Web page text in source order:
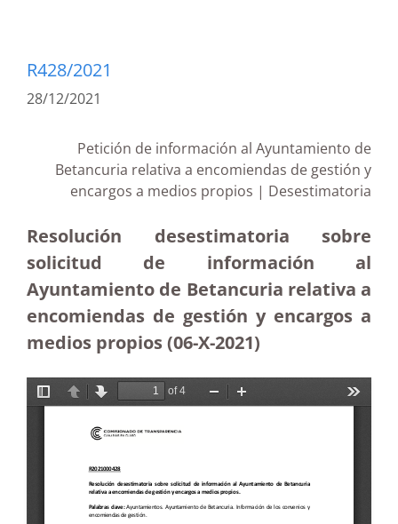
R428/2021
28/12/2021
Petición de información al Ayuntamiento de
Betancuria relativa a encomiendas de gestión y
encargos a medios propios | Desestimatoria
Resolución desestimatoria sobre
solicitud de información al
Ayuntamiento de Betancuria relativa a
encomiendas de gestión y encargos a
medios propios (06-X-2021)